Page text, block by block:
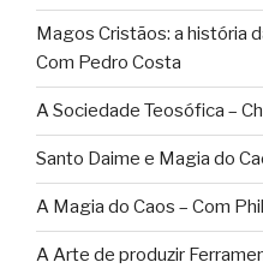
Magos Cristãos: a história
Com Pedro Costa
A Sociedade Teosófica –
Santo Daime e Magia do
A Magia do Caos – Com
A Arte de produzir